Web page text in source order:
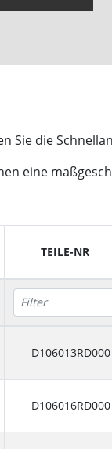
Sie die
eine
TEILE-NR
D106013RD000
D106016RD000